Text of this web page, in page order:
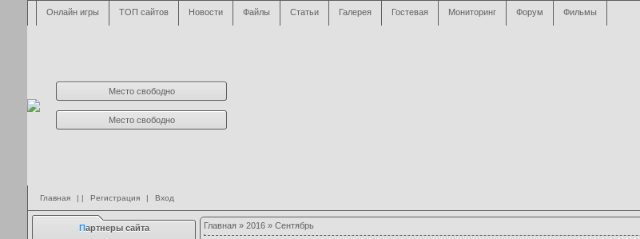
Онлайн игры ТОП сайтов Новости Файлы Статьи Галерея Гостевая Мониторинг Форум Фильмы
Место свободно
Место свободно
Главная | | Регистрация | Вход
Партнеры сайта Главная » 2016 » Сентябрь